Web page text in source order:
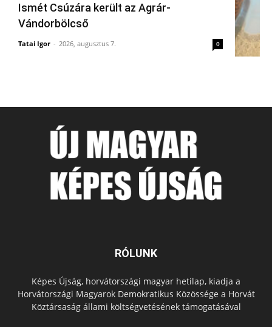
Ismét Csúzára került az Agrár-
Vándorbölcső
Tatai Igor - 2026, augusztus 7. 0
RÓLUNK
Képes Újság, horvátországi magyar hetilap, kiadja a
Horvátországi Magyarok Demokratikus Közössége a Horvát
Köztársaság állami költségvetésének támogatásával